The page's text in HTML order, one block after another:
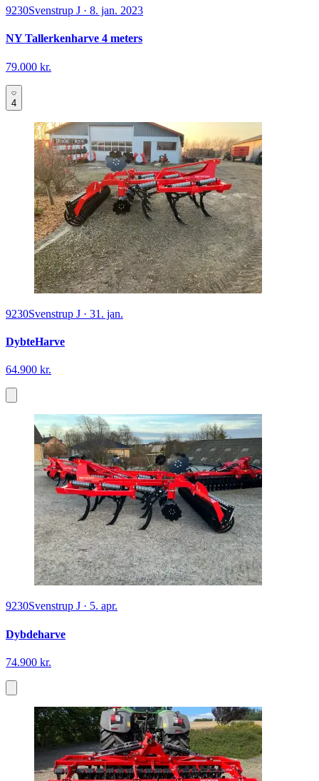
9230Svenstrup J · 8. jan. 2023
NY Tallerkenharve 4 meters
79.000 kr.
4
9230Svenstrup J · 31. jan.
DybteHarve
64.900 kr.
9230Svenstrup J · 5. apr.
Dybdeharve
74.900 kr.